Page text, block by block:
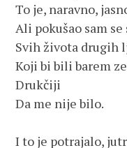
To je, naravno,
Ali pokušao sam
Svih života drugih
Koji bi bili barem
Drukčiji
Da me nije bilo.
I to je potrajalo,